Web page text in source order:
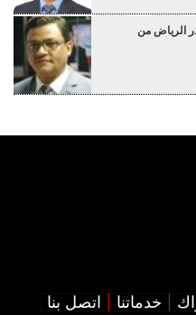
الرياض من
خدماتنا اتصل بنا